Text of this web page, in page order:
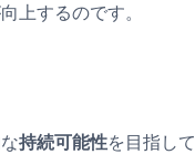
上するのです。
持続可能性を目指し